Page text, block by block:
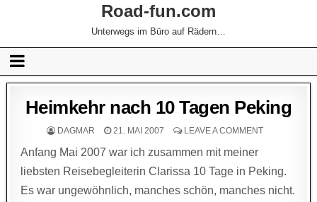
Road-fun.com
Unterwegs im Büro auf Rädern…
Heimkehr nach 10 Tagen Peking
DAGMAR 21. MAI 2007 LEAVE A COMMENT
Anfang Mai 2007 war ich zusammen mit meiner
liebsten Reisebegleiterin Clarissa 10 Tage in Peking.
Es war ungewöhnlich, manches schön, manches nicht.